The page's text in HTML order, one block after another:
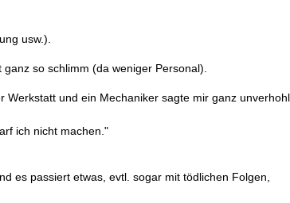
usw.).
so schlimm (da weniger Personal).
und ein Mechaniker sagte mir ganz
ich nicht machen."
es passiert etwas, evtl. sogar mit tödlichen Folgen,